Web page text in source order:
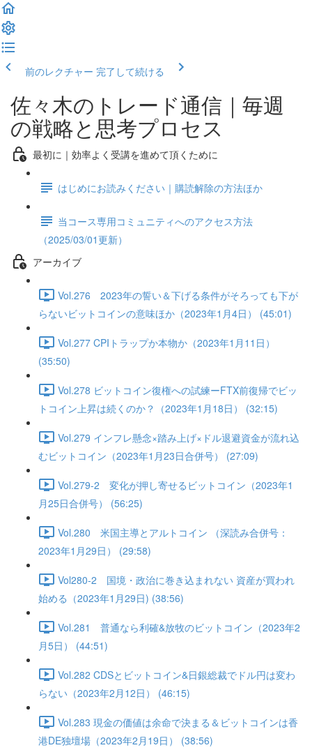
前のレクチャー 完了して続ける
佐々木のトレード通信｜毎週
の戦略と思考プロセス
最初に｜効率よく受講を進めて頂くために
はじめにお読みください｜購読解除の方法ほか
当コース専用コミュニティへのアクセス方法
（2025/03/01更新）
アーカイブ
Vol.276 2023年の誓い＆下げる条件がそろっても下が
らないビットコインの意味ほか（2023年1月4日） (45:01)
Vol.277 CPIトラップか本物か（2023年1月11日）
(35:50)
Vol.278 ビットコイン復権への試練ーFTX前復帰でビッ
トコイン上昇は続くのか？（2023年1月18日） (32:15)
Vol.279 インフレ懸念×踏み上げ×ドル退避資金が流れ込
むビットコイン（2023年1月23日合併号） (27:09)
Vol.279-2 変化が押し寄せるビットコイン（2023年1
月25日合併号） (56:25)
Vol.280 米国主導とアルトコイン （深読み合併号：
2023年1月29日） (29:58)
Vol280-2 国境・政治に巻き込まれない 資産が買われ
始める（2023年1月29日) (38:56)
Vol.281 普通なら利確&放牧のビットコイン（2023年2
月5日） (44:51)
Vol.282 CDSとビットコイン&日銀総裁でドル円は変わ
らない（2023年2月12日） (46:15)
Vol.283 現金の価値は余命で決まる＆ビットコインは香
港DE独壇場（2023年2月19日） (38:56)